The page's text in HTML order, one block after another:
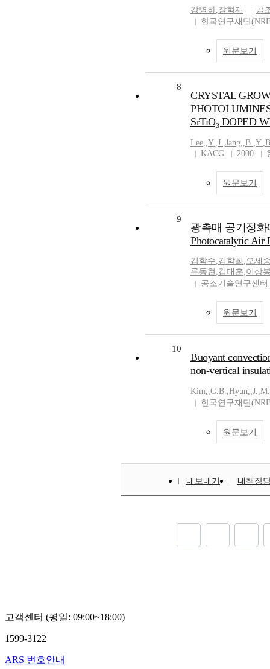
강병하,장혁재
공
한국연구재단
원문보기
8
CRYSTAL
SrTiO₃ DOPED
Lee,,Y.,J.,Jang,,B.,Y.,
KACG
2000
원문보기
9
광촉매 공기정화
Photocatalytic Air
김학수,김학희 ,오세
류동현 ,김대훈,이상
공조기술연구센터
원문보기
10
Buoyant
non-vertical
Kim,,G.B.,Hyun,,J.,M.
한국연구재단
원문보기
내보내기 내책장
고객센터 (평일: 09:00~18:00)
1599-3122
ARS 번호안내